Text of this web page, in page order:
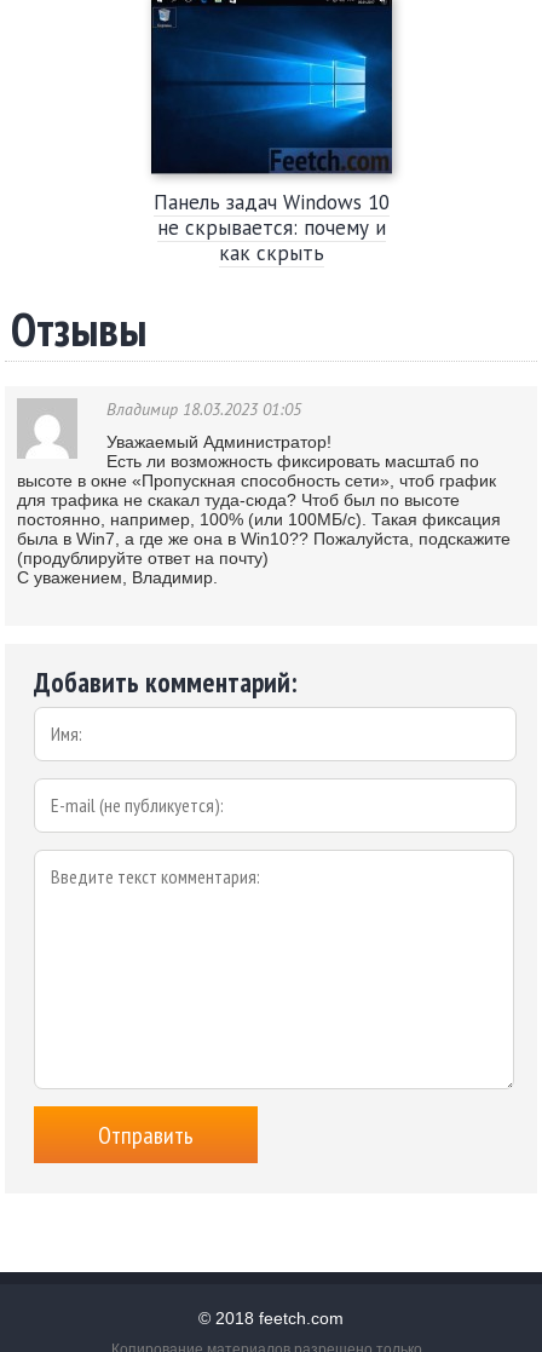
Панель задач Windows 10
не скрывается: почему и
как скрыть
Отзывы
Владимир 18.03.2023 01:05
Уважаемый Администратор!
Есть ли возможность фиксировать масштаб по
высоте в окне «Пропускная способность сети», чтоб график
для трафика не скакал туда-сюда? Чтоб был по высоте
постоянно, например, 100% (или 100МБ/с). Такая фиксация
была в Win7, а где же она в Win10?? Пожалуйста, подскажите
(продублируйте ответ на почту)
С уважением, Владимир.
Добавить комментарий:
© 2018 feetch.com